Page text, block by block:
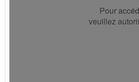
Pour
veuillez